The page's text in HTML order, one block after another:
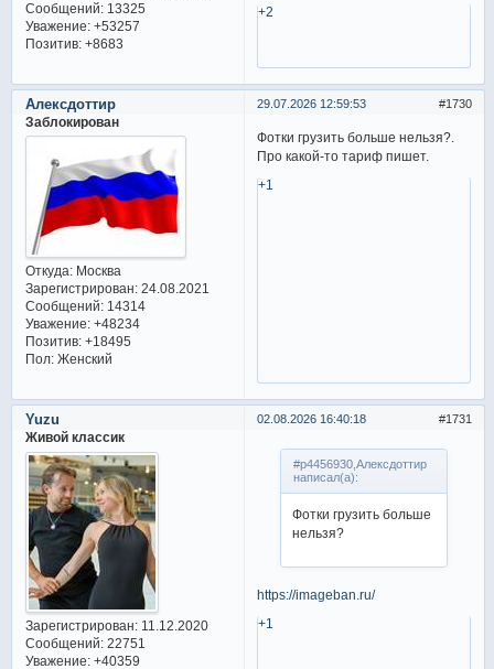
Сообщений:13325
Уважение: +53257
Позитив: +8683
+2
1730
29.07.2026 12:59:53
Алексдоттир
Заблокирован
Откуда:Москва
Зарегистрирован: 24.08.2021
Сообщений:14314
Уважение: +48234
Позитив: +18495
Пол:Женский
Фотки грузить больше нельзя?.
Про какой-то тариф пишет.
+1
1731
02.08.2026 16:40:18
Yuzu
Живой классик
Зарегистрирован: 11.12.2020
Сообщений:22751
Уважение: +40359
#p4456930,Алексдоттир
написал(а):
Фотки грузить больше
нельзя?
https://imageban.ru/
+1